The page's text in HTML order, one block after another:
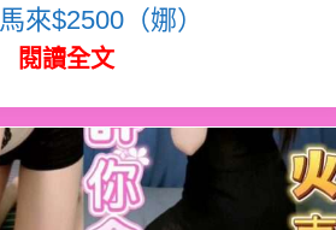
馬來$2500（娜）
閱讀全文